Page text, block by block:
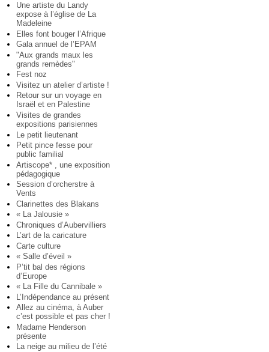
Une artiste du Landy
expose à l’église de La
Madeleine
Elles font bouger l’Afrique
Gala annuel de l’EPAM
"Aux grands maux les
grands remèdes"
Fest noz
Visitez un atelier d’artiste !
Retour sur un voyage en
Israël et en Palestine
Visites de grandes
expositions parisiennes
Le petit lieutenant
Petit pince fesse pour
public familial
Artiscope* , une exposition
pédagogique
Session d’orcherstre à
Vents
Clarinettes des Blakans
« La Jalousie »
Chroniques d’Aubervilliers
L’art de la caricature
Carte culture
« Salle d’éveil »
P’tit bal des régions
d’Europe
« La Fille du Cannibale »
L’Indépendance au présent
Allez au cinéma, à Auber
c’est possible et pas cher !
Madame Henderson
présente
La neige au milieu de l’été